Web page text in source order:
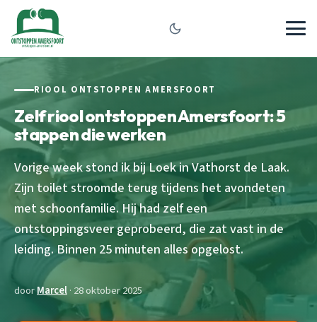
RIOOL ONTSTOPPEN AMERSFOORT
Zelf riool ontstoppen Amersfoort: 5
stappen die werken
Vorige week stond ik bij Loek in Vathorst de Laak.
Zijn toilet stroomde terug tijdens het avondeten
met schoonfamilie. Hij had zelf een
ontstoppingsveer geprobeerd, die zat vast in de
leiding. Binnen 25 minuten alles opgelost.
doorMarcel· 28 oktober 2025